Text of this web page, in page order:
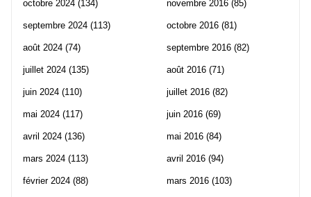
octobre 2024 (134)
septembre 2024 (113)
août 2024 (74)
juillet 2024 (135)
juin 2024 (110)
mai 2024 (117)
avril 2024 (136)
mars 2024 (113)
février 2024 (88)
novembre 2016 (85)
octobre 2016 (81)
septembre 2016 (82)
août 2016 (71)
juillet 2016 (82)
juin 2016 (69)
mai 2016 (84)
avril 2016 (94)
mars 2016 (103)